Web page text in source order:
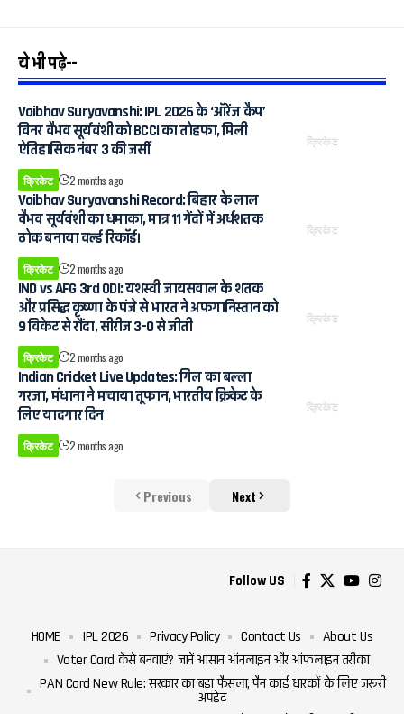
ये भी पढ़े--
क्रिकेट
Vaibhav Suryavanshi: IPL 2026 के ‘ऑरेंज कैप’
विनर वैभव सूर्यवंशी को BCCI का तोहफा, मिली
ऐतिहासिक नंबर 3 की जर्सी
क्रिकेट 2 months ago
क्रिकेट
Vaibhav Suryavanshi Record: बिहार के लाल
वैभव सूर्यवंशी का धमाका, मात्र 11 गेंदों में अर्धशतक
ठोक बनाया वर्ल्ड रिकॉर्ड।
क्रिकेट 2 months ago
क्रिकेट
IND vs AFG 3rd ODI: यशस्वी जायसवाल के शतक
और प्रसिद्ध कृष्णा के पंजे से भारत ने अफगानिस्तान को
9 विकेट से रौंदा, सीरीज 3-0 से जीती
क्रिकेट 2 months ago
क्रिकेट
Indian Cricket Live Updates: गिल का बल्ला
गरजा, मंधाना ने मचाया तूफान, भारतीय क्रिकेट के
लिए यादगार दिन
क्रिकेट 2 months ago
Previous Next
Follow US
HOME IPL 2026 Privacy Policy Contact Us
About Us
Voter Card कैसे बनवाएं? जानें आसान ऑनलाइन और ऑफलाइन तरीका
PAN Card New Rule: सरकार का बड़ा फैसला, पैन कार्ड धारकों के लिए जरूरी
अपडेट